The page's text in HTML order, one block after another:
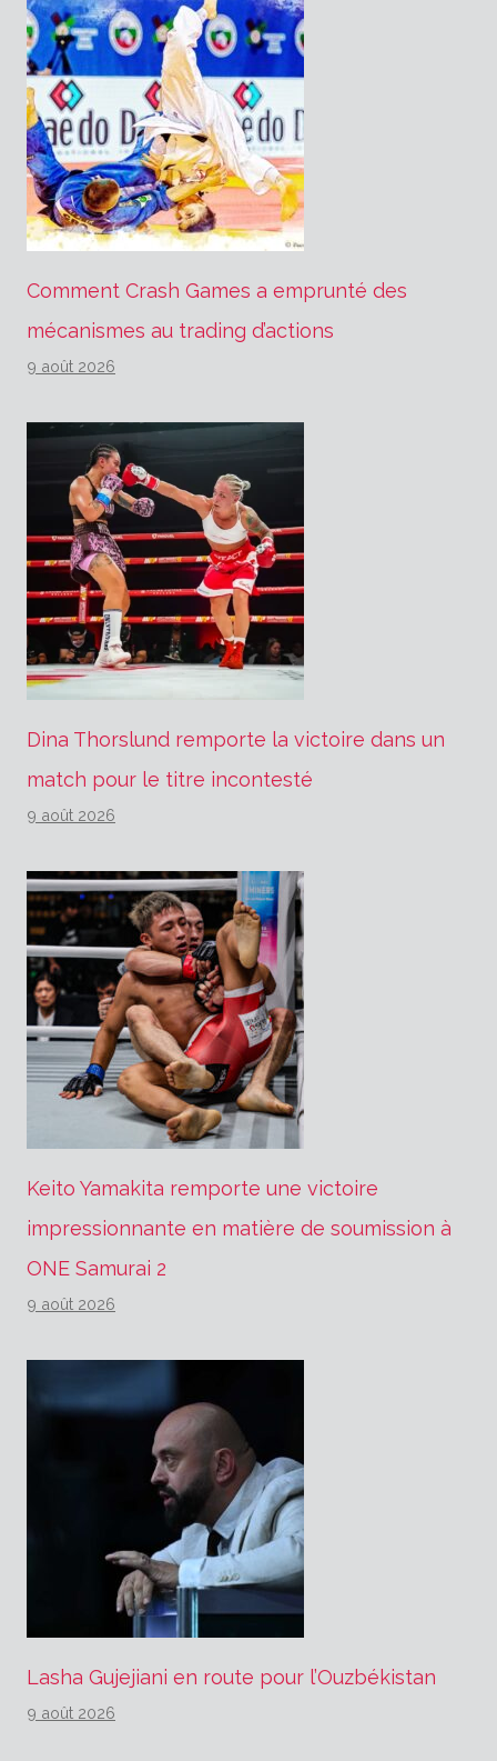
Comment Crash Games a emprunté des
mécanismes au trading d’actions
9 août 2026
Dina Thorslund remporte la victoire dans un
match pour le titre incontesté
9 août 2026
Keito Yamakita remporte une victoire
impressionnante en matière de soumission à
ONE Samurai 2
9 août 2026
Lasha Gujejiani en route pour l’Ouzbékistan
9 août 2026